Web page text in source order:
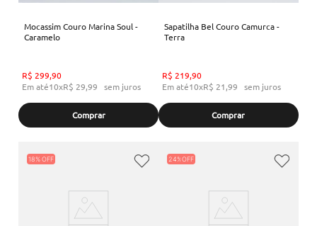
Mocassim Couro Marina Soul -
Caramelo
R$ 299,90
Em até10xR$ 29,99 sem juros
Comprar
Sapatilha Bel Couro Camurca -
Terra
R$ 219,90
Em até10xR$ 21,99 sem juros
Comprar
18% 24%